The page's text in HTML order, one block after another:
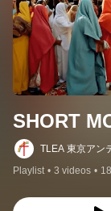
SHORT
TLEA 東京アン
Playlist • 3 videos •